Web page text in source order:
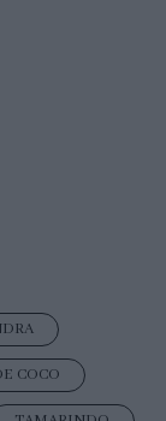
COCO